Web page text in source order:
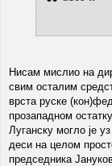
Нисам мислио на
свим осталим
врста руске
прозападном
Луганску могло је
деси на целом
председника